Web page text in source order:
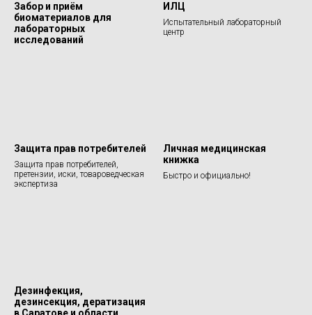
Забор и приём
биоматериалов для
лабораторных
исследований
ИЛЦ
Испытательный лабораторный
центр
Защита прав потребителей
Защита прав потребителей,
претензии, иски, товароведческая
экспертиза
Личная медицинская
книжка
Быстро и официально!
Дезинфекция,
дезинсекция, дератизация